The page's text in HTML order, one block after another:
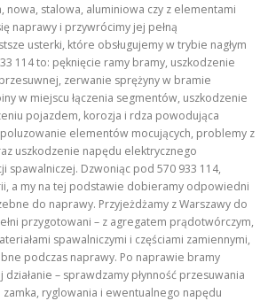
nowa, stalowa, aluminiowa czy z elementami
naprawy i przywrócimy jej pełną
usterki, które obsługujemy w trybie nagłym
114 to: pęknięcie ramy bramy, uszkodzenie
zerwanie sprężyny w bramie
w miejscu łączenia segmentów, uszkodzenie
pojazdem, korozja i rdza powodująca
elementów mocujących, problemy z
uszkodzenie napędu elektrycznego
spawalniczej. Dzwoniąc pod 570 933 114,
a my na tej podstawie dobieramy odpowiedni
do naprawy. Przyjeżdżamy z Warszawy do
przygotowani – z agregatem prądotwórczym,
spawalniczymi i częściami zamiennymi,
podczas naprawy. Po naprawie bramy
– sprawdzamy płynność przesuwania
zamka, ryglowania i ewentualnego napędu